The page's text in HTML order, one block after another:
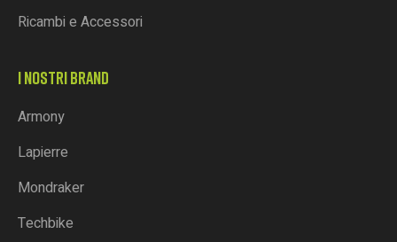
Ricambi e Accessori
I NOSTRI BRAND
Armony
Lapierre
Mondraker
Techbike